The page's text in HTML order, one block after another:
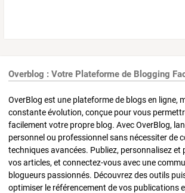
Overblog : Votre Plateforme de Blogging
OverBlog est une plateforme de blogs en ligne,
constante évolution, conçue pour vous
facilement votre propre blog. Avec OverBlog,
personnel ou professionnel sans nécessiter de
techniques avancées. Publiez, personnalisez
vos articles, et connectez-vous avec une
blogueurs passionnés. Découvrez des outils
optimiser le référencement de vos publications